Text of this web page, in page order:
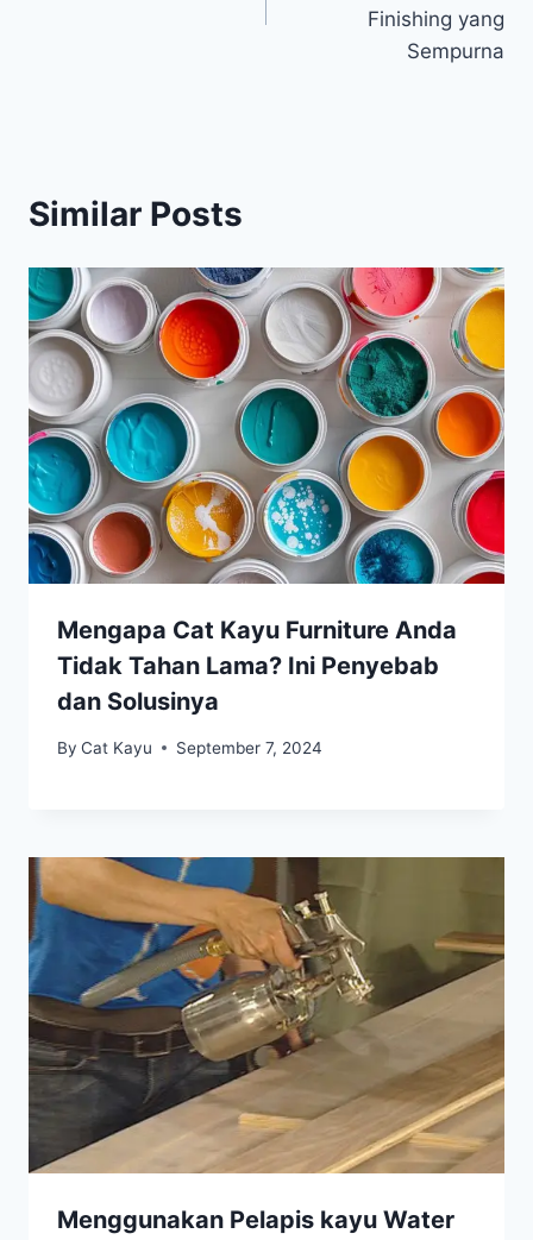
Finishing yang
Sempurna
Similar Posts
Mengapa Cat Kayu Furniture Anda
Tidak Tahan Lama? Ini Penyebab
dan Solusinya
By Cat Kayu September 7, 2024
Menggunakan Pelapis kayu Water